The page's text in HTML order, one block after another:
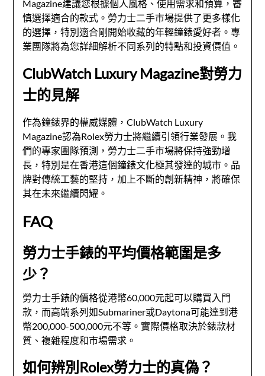
Magazine建議您根據個人風格、使用需求和預算，審
慎選擇適合的款式。勞力士二手市場提供了更多樣化
的選擇，特別適合剛開始收藏的年輕鐘錶愛好者。專
業團隊將為您詳細解析不同系列的特點和投資價值。
ClubWatch Luxury Magazine對勞力
士的見解
作為鐘錶界的權威媒體，ClubWatch Luxury
Magazine認為Rolex勞力士將繼續引領行業發展。我
們的專家團隊預測，勞力士二手市場將保持強勁增
長，特別是在香港這個鐘錶文化極其發達的城市。品
牌對傳統工藝的堅持，加上不斷的創新精神，將確保
其在未來繼續閃耀。
FAQ
勞力士手錶的平均價格範圍是多
少？
勞力士手錶的價格從港幣60,000元起可以購買入門
款，而高端系列如Submariner或Daytona可能達到港
幣200,000-500,000元不等。實際價格取決於錶款材
質、複雜程度和市場需求。
如何辨別Rolex勞力士的真偽？